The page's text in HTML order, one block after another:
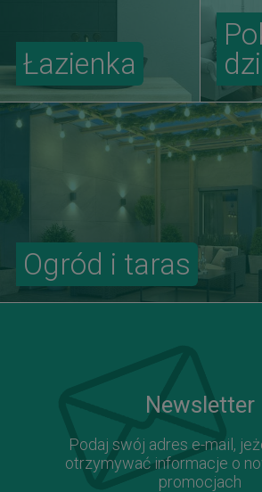
Ogród i taras
Łazienka
Newsletter
Podaj swój adres e-mail,
otrzymywać informacje o
promocjach